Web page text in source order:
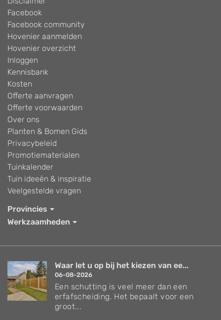
Facebook
Facebook community
Hovenier aanmelden
Hovenier overzicht
Inloggen
Kennisbank
Kosten
Offerte aanvragen
Offerte voorwaarden
Over ons
Planten & Bomen Gids
Privacybeleid
Promotiematerialen
Tuinkalender
Tuin ideeën & inspiratie
Veelgestelde vragen
Provincies
Werkzaamheden
Waar let u op bij het kiezen van ee...
06-08-2026
Een schutting is veel meer dan een
erfafscheiding. Het bepaalt voor een
groot...